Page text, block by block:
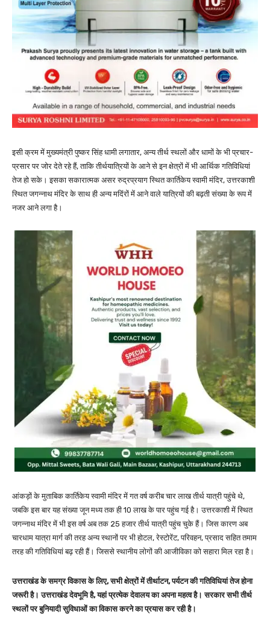
इसी क्रम में मुख्यमंत्री पुष्कर सिंह धामी लगातार, अन्य तीर्थ स्थलों और धामों के भी प्रचार-
प्रसार पर जोर देते रहे हैं, ताकि तीर्थयात्रियों के आने से इन क्षेत्रों में भी आर्थिक गतिविधियां
तेज हो सके। इसका सकारात्मक असर रुद्रप्रयाग स्थित कार्तिकेय स्वामी मंदिर, उत्तरकाशी
स्थित जगन्नाथ मंदिर के साथ ही अन्य मदिंरों में आने वाले यात्रियों की बढ़ती संख्या के रूप में
नजर आने लगा है।
आंकड़ों के मुताबिक कार्तिकेय स्वामी मंदिर में गत वर्ष करीब चार लाख तीर्थ यात्री पहुंचे थे,
जबकि इस बार यह संख्या जून मध्य तक ही 10 लाख के पार पहुंच गई है। उत्तरकाशी में स्थित
जगन्नाथ मंदिर में भी इस वर्ष अब तक 25 हजार तीर्थ यात्री पहुंच चुके हैं। जिस कारण अब
चारधाम यात्रा मार्ग की तरह अन्य स्थानों पर भी होटल, रेस्टोरेंट, परिवहन, प्रसाद सहित तमाम
तरह की गतिविधियां बढ़ रही हैं। जिससे स्थानीय लोगों की आजीविका को सहारा मिल रहा है।
उत्तराखंड के समग्र विकास के लिए, सभी क्षेत्रों में तीर्थाटन, पर्यटन की गतिविधियां तेज होना
जरूरी है। उत्तराखंड देवभूमि है, यहां प्रत्येक देवालय का अपना महत्व है। सरकार सभी तीर्थ
स्थलों पर बुनियादी सुविधाओं का विकास करने का प्रयास कर रही है।